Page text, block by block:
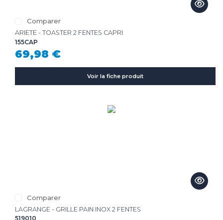
Comparer
ARIETE - TOASTER 2 FENTES CAPRI
155CAP
69,98 €
Voir la fiche produit
Comparer
LAGRANGE - GRILLE PAIN INOX 2 FENTES
519010